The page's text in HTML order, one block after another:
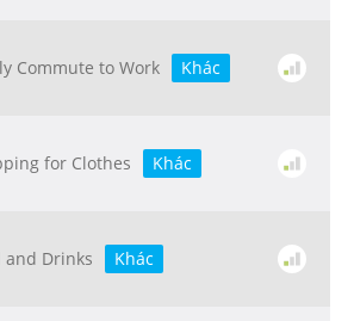
Commute to Work Khác
for Clothes Khác
and Drinks Khác